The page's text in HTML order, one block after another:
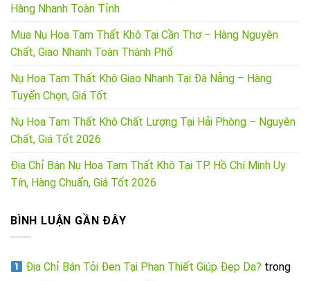
Hàng Nhanh Toàn Tỉnh
Mua Nụ Hoa Tam Thất Khô Tại Cần Thơ – Hàng Nguyên
Chất, Giao Nhanh Toàn Thành Phố
Nụ Hoa Tam Thất Khô Giao Nhanh Tại Đà Nẵng – Hàng
Tuyển Chọn, Giá Tốt
Nụ Hoa Tam Thất Khô Chất Lượng Tại Hải Phòng – Nguyên
Chất, Giá Tốt 2026
Địa Chỉ Bán Nụ Hoa Tam Thất Khô Tại TP. Hồ Chí Minh Uy
Tín, Hàng Chuẩn, Giá Tốt 2026
BÌNH LUẬN GẦN ĐÂY
Địa Chỉ Bán Tỏi Đen Tại Phan Thiết Giúp Đẹp Da? trong